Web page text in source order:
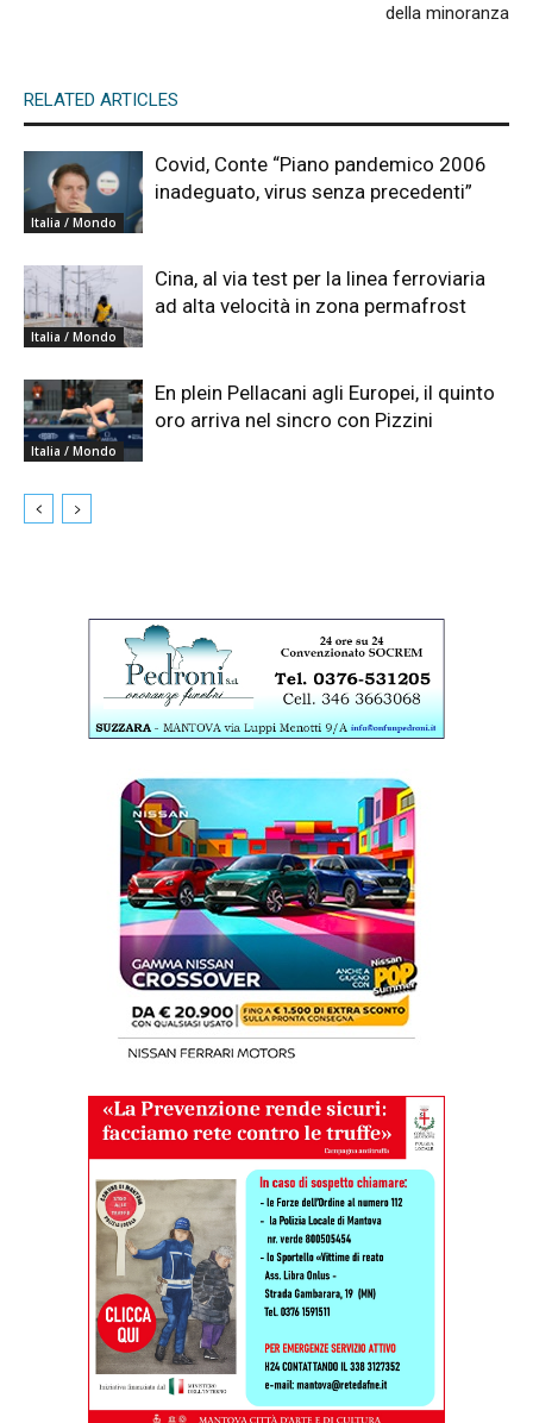
della minoranza
RELATED ARTICLES
Italia / Mondo
Covid, Conte “Piano pandemico 2006
inadeguato, virus senza precedenti”
Italia / Mondo
Cina, al via test per la linea ferroviaria
ad alta velocità in zona permafrost
Italia / Mondo
En plein Pellacani agli Europei, il quinto
oro arriva nel sincro con Pizzini